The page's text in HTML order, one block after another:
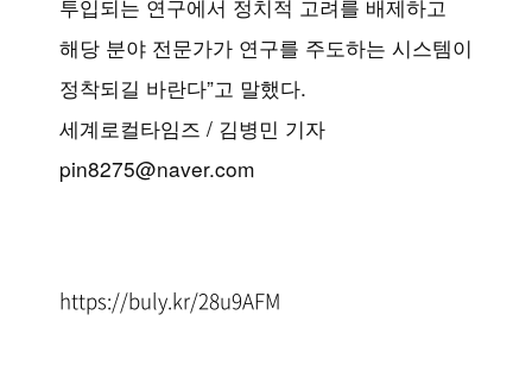
투입되는 연구에서 정치적 고려를 배제하고
해당 분야 전문가가 연구를 주도하는 시스템이
정착되길 바란다”고 말했다.
세계로컬타임즈 / 김병민 기자
pin8275@naver.com
https://buly.kr/28u9AFM